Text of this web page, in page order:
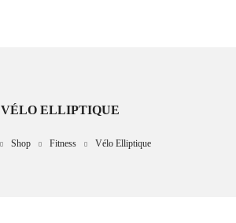
VÉLO ELLIPTIQUE
Shop Fitness Vélo Elliptique